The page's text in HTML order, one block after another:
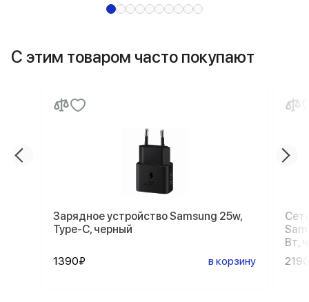
С этим товаром часто покупают
Зарядное устройство Samsung 25w,
Type-C, черный
1390₽ в корзину
Вт,